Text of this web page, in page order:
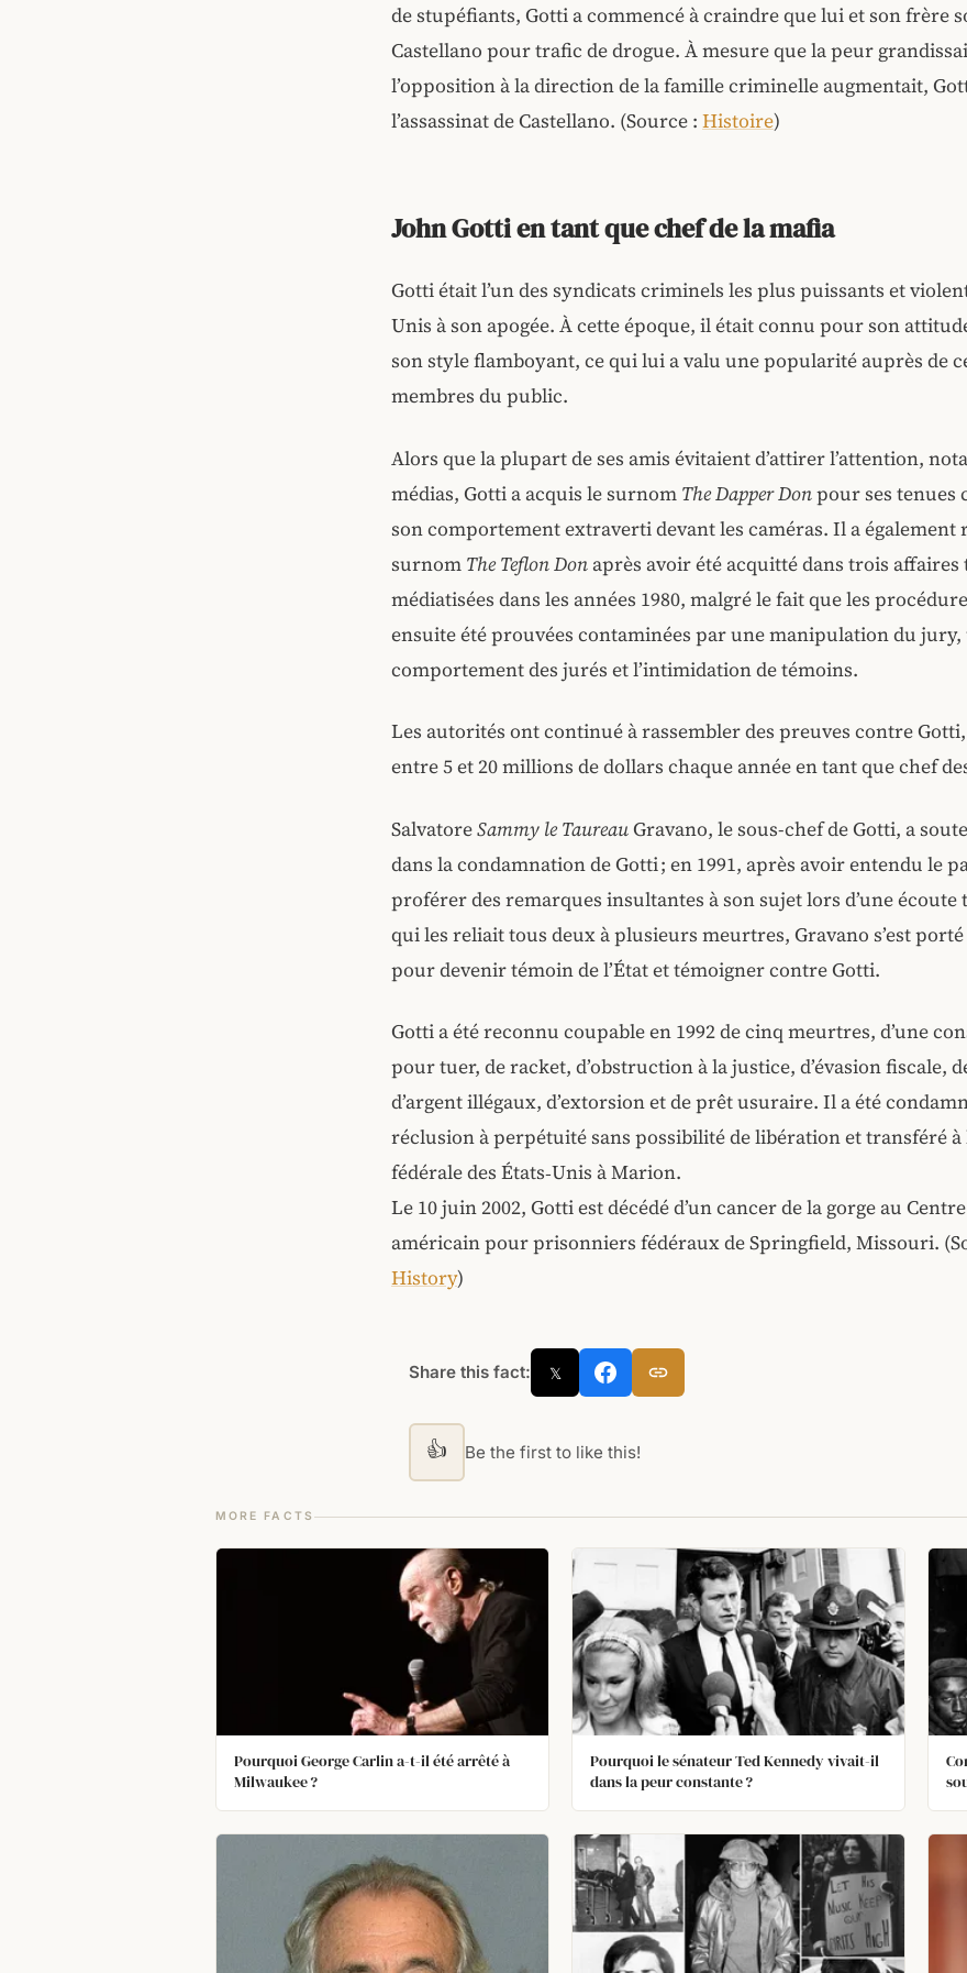
de stupéfiants, Gotti a commencé à craindre que lui et son frère
Castellano pour trafic de drogue. À mesure que la peur
l’opposition à la direction de la famille criminelle augmentait,
l’assassinat de Castellano. (Source : Histoire)
John Gotti en tant que chef de la mafia
Gotti était l’un des syndicats criminels les plus puissants et
Unis à son apogée. À cette époque, il était connu pour son
son style flamboyant, ce qui lui a valu une popularité auprès de
membres du public.
Alors que la plupart de ses amis évitaient d’attirer l’attention,
médias, Gotti a acquis le surnom The Dapper Donpour ses tenues
son comportement extraverti devant les caméras. Il a également
surnom The Teflon Don après avoir été acquitté dans trois affaires
médiatisées dans les années 1980, malgré le fait que les
ensuite été prouvées contaminées par une manipulation du jury,
comportement des jurés et l’intimidation de témoins.
Les autorités ont continué à rassembler des preuves contre
entre 5 et 20 millions de dollars chaque année en tant que chef
SalvatoreSammy le TaureauGravano, le sous-chef de Gotti, a
dans la condamnation de Gotti ; en 1991, après avoir entendu le
proférer des remarques insultantes à son sujet lors d’une
qui les reliait tous deux à plusieurs meurtres, Gravano s’est
pour devenir témoin de l’État et témoigner contre Gotti.
Gotti a été reconnu coupable en 1992 de cinq meurtres, d’une
pour tuer, de racket, d’obstruction à la justice, d’évasion fiscale,
d’argent illégaux, d’extorsion et de prêt usuraire. Il a été
réclusion à perpétuité sans possibilité de libération et transféré
fédérale des États‑Unis à Marion.
Le 10 juin 2002, Gotti est décédé d’un cancer de la gorge au
américain pour prisonniers fédéraux de Springfield, Missouri.
History)
Share this fact: 𝕏
👍 Be the first to like this!
MORE FACTS
Pourquoi George Carlin a-t-il été arrêté à
Milwaukee ?
Pourquoi le sénateur Ted Kennedy vivait-il
dans la peur constante ?